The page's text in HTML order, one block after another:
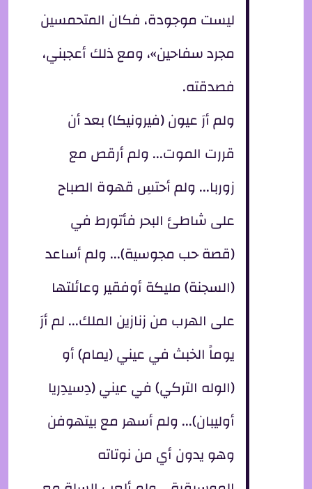
ليست موجودة، فكان المتحمسين
مجرد سفاحين»، ومع ذلك أعجبني،
فصدقته.
ولم أرَ عيون (فيرونيكا) بعد أن
قررت الموت... ولم أرقص مع
زوربا... ولم أحتسِ قهوة الصباح
على شاطئ البحر فأتورط في
(قصة حب مجوسية)... ولم أساعد
(السجنة) مليكة أوفقير وعائلتها
على الهرب من زنازين الملك... لم أرَ
يوماً الخبث في عيني (يمام) أو
(الوله التركي) في عيني (دِسيدِريا
أوليبان)... ولم أسهر مع بيتهوفن
وهو يدون أي من نوتاته